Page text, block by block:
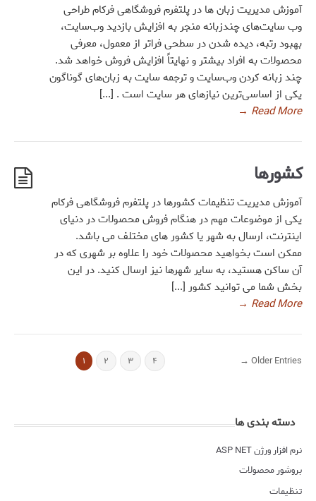
آموزش مدیریت زبان ها در پلتفرم فروشگاهی فرکام طراحی
وب سایت‌های چندزبانه منجر به افزایش بازدید وب‌سایت،
بهبود رتبه، دیده شدن در سطحی فراتر از معمول، معرفی
محصولات به افراد بیشتر و نهایتاً افزایش فروش خواهد شد.
چند زبانه کردن وب‌سایت و ترجمه سایت به زبان‌های گوناگون
یکی از اساسی‌ترین نیازهای هر سایت است . [...]
Read More
→
کشورها
آموزش مدیریت تنظیمات کشورها در پلتفرم فروشگاهی فرکام
یکی از موضوعات مهم در هنگام فروش محصولات در دنیای
اینترنت، ارسال به شهر یا کشور های مختلف می باشد.
ممکن است بخواهید محصولات خود را علاوه بر شهری که در
آن ساکن هستید، به سایر شهرها نیز ارسال کنید. در این
بخش شما می توانید کشور [...]
Read More
→
۱ ۲ ۳ ۴ Older Entries →
دسته بندی ها
نرم افزار ورژن ASP NET
بروشور محصولات
تنظیمات